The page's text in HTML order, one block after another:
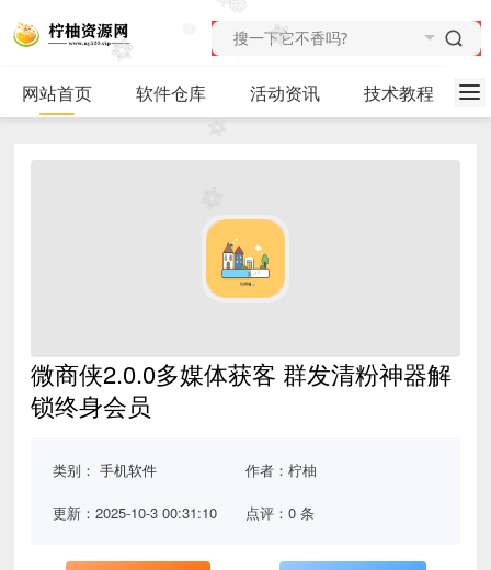
网站首页 软件仓库 活动资讯 技术教程
微商侠2.0.0多媒体获客 群发清粉神器解
锁终身会员
类别：手机软件 作者：柠柚
更新：2025-10-3 00:31:10 点评：0 条